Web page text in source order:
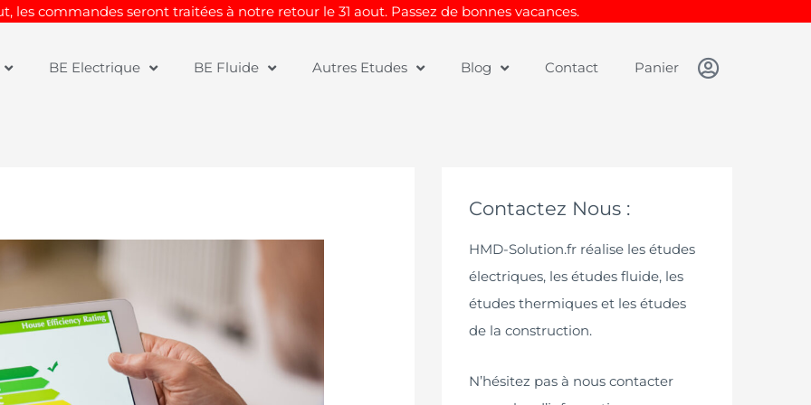
les commandes seront traitées à notre retour le 31 aout. Passez de bonnes vacances.
BE Electrique BE Fluide Autres Etudes Blog Contact Panier
Contactez Nous :
HMD-Solution.fr réalise les études
électriques, les études fluide, les
études thermiques et les études
de la construction.
N’hésitez pas à nous contacter